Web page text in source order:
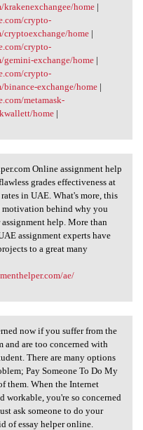
krakenexchangee/home|
crypto-
cryptoexchange/home|
crypto-
gemini-exchange/home|
crypto-
binance-exchange/home|
metamask-
home|
Online assignment help
grades effectiveness at
in UAE. What's more, this
motivation behind why you
help. More than
assignment experts have
to a great many
ae/
now if
now if you suffer from the
and are too concerned with
There are many options
Pay Someone To Do My
them. When the Internet
workable, you're so concerned
ask someone to do your
of essay helper online.